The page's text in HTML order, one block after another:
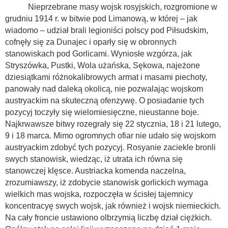
Nieprzebrane masy wojsk rosyjskich, rozgromione w
grudniu 1914 r. w bitwie pod Limanową, w której – jak
wiadomo – udział brali legioniści polscy pod Piłsudskim,
cofnęły się za Dunajec i oparły się w obronnych
stanowiskach pod Gorlicami. Wyniosłe wzgórza, jak
Stryszówka, Pustki, Wola użańska, Sękowa, najeżone
dziesiątkami różnokalibrowych armat i masami piechoty,
panowały nad daleką okolicą, nie pozwalając wojskom
austryackim na skuteczną ofenzywę. O posiadanie tych
pozycyj toczyły się wielomiesięczne, nieustanne boje.
Najkrwawsze bitwy rozegrały się 22 stycznia, 18 i 21 lutego,
9 i 18 marca. Mimo ogromnych ofiar nie udało się wojskom
austryackim zdobyć tych pozycyj. Rosyanie zaciekle bronli
swych stanowisk, wiedząc, iż utrata ich równa się
stanowczej klęsce. Austriacka komenda naczelna,
zrozumiawszy, iż zdobycie stanowisk gorlickich wymaga
wielkich mas wojska, rozpoczęła w ścisłej tajemnicy
koncentracyę swych wojsk, jak również i wojsk niemieckich.
Na cały froncie ustawiono olbrzymią liczbę dział ciężkich.